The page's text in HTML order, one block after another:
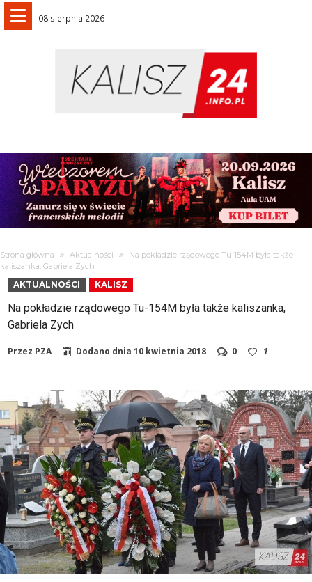
08 sierpnia 2026
Strona główna Aktualności
Na pokładzie rządowego Tu-154M była także
kaliszanka, Gabriela Zych
AKTUALNOŚCI KALISZ
Na pokładzie rządowego Tu-154M była także kaliszanka,
Gabriela Zych
Przez PZA Dodano dnia10 kwietnia 2018 0 1